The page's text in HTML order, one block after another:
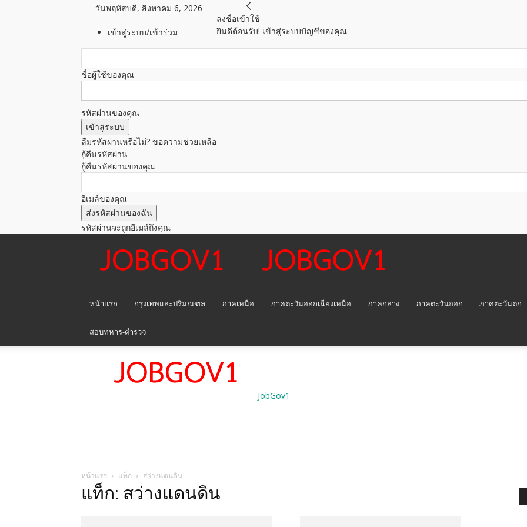
วันพฤหัสบดี, สิงหาคม 6, 2026
เข้าสู่ระบบ/เข้าร่วม
ลงชื่อเข้าใช้
ยินดีต้อนรับ! เข้าสู่ระบบบัญชีของคุณ
ชื่อผู้ใช้ของคุณ
รหัสผ่านของคุณ
ลืมรหัสผ่านหรือไม่? ขอความช่วยเหลือ
กู้คืนรหัสผ่าน
กู้คืนรหัสผ่านของคุณ
อีเมล์ของคุณ
รหัสผ่านจะถูกอีเมล์ถึงคุณ
หน้าแรก กรุงเทพและปริมณฑล ภาคเหนือ ภาคตะวันออกเฉียงเหนือ ภาคกลาง ภาคตะวันออก ภาคตะวันตก
สอบทหาร-ตำรวจ
JobGov1
หน้าแรก แท็ก สว่างแดนดิน
แท็ก: สว่างแดนดิน